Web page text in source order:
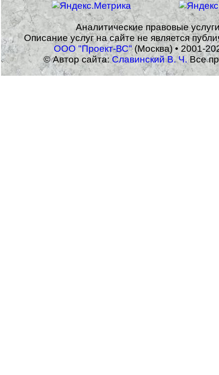
Аналитические правовые
Описание услуг на сайте не является
ООО "Проект-ВС"(Москва) • 2001-
© Автор сайта:Славинский В. Ч.Все